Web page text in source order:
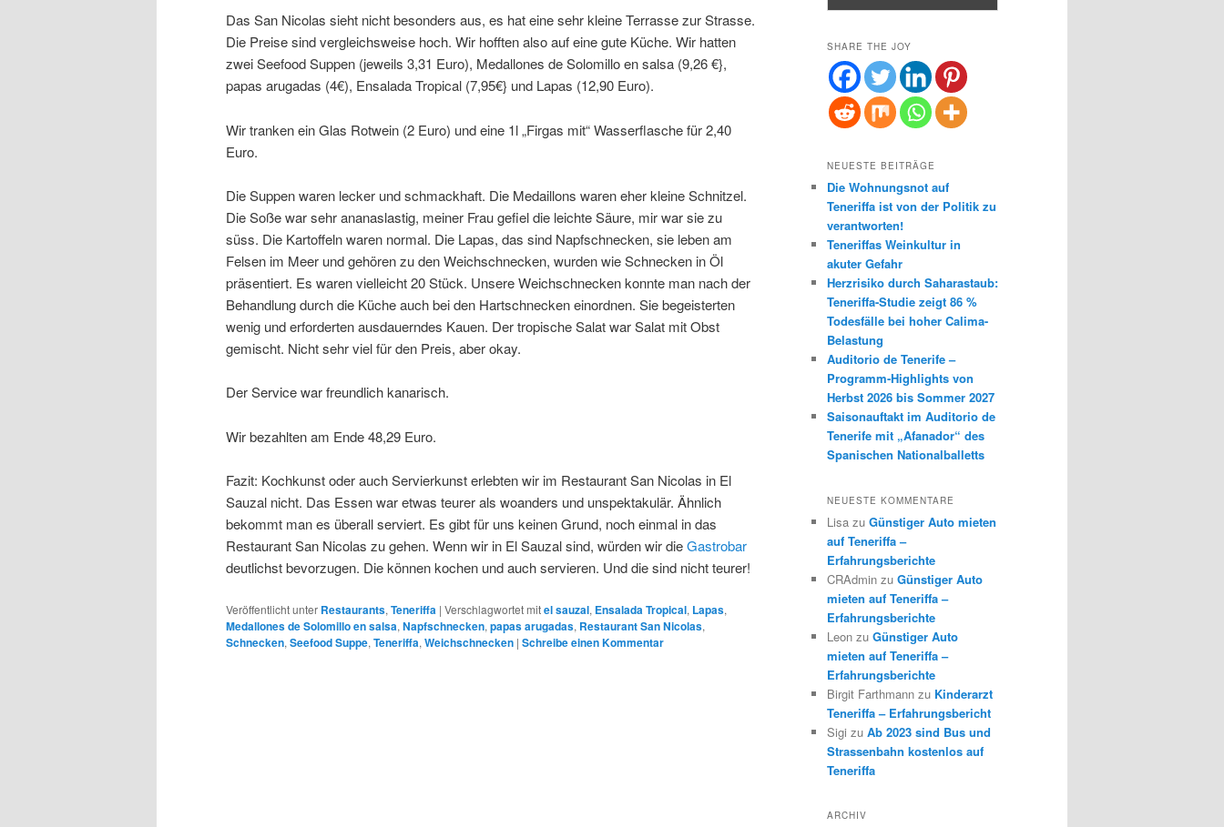
Das San Nicolas sieht nicht besonders aus, es hat eine sehr kleine Terrasse zur Strasse.
Die Preise sind vergleichsweise hoch. Wir hofften also auf eine gute Küche. Wir hatten
zwei Seefood Suppen (jeweils 3,31 Euro), Medallones de Solomillo en salsa (9,26 €},
papas arugadas (4€), Ensalada Tropical (7,95€} und Lapas (12,90 Euro).
Wir tranken ein Glas Rotwein (2 Euro) und eine 1l „Firgas mit“ Wasserflasche für 2,40
Euro.
Die Suppen waren lecker und schmackhaft. Die Medaillons waren eher kleine Schnitzel.
Die Soße war sehr ananaslastig, meiner Frau gefiel die leichte Säure, mir war sie zu
süss. Die Kartoffeln waren normal. Die Lapas, das sind Napfschnecken, sie leben am
Felsen im Meer und gehören zu den Weichschnecken, wurden wie Schnecken in Öl
präsentiert. Es waren vielleicht 20 Stück. Unsere Weichschnecken konnte man nach der
Behandlung durch die Küche auch bei den Hartschnecken einordnen. Sie begeisterten
wenig und erforderten ausdauerndes Kauen. Der tropische Salat war Salat mit Obst
gemischt. Nicht sehr viel für den Preis, aber okay.
Der Service war freundlich kanarisch.
Wir bezahlten am Ende 48,29 Euro.
Fazit: Kochkunst oder auch Servierkunst erlebten wir im Restaurant San Nicolas in El
Sauzal nicht. Das Essen war etwas teurer als woanders und unspektakulär. Ähnlich
bekommt man es überall serviert. Es gibt für uns keinen Grund, noch einmal in das
Restaurant San Nicolas zu gehen. Wenn wir in El Sauzal sind, würden wir dieGastrobar
deutlichst bevorzugen. Die können kochen und auch servieren. Und die sind nicht teurer!
Veröffentlicht unter Restaurants, Teneriffa | Verschlagwortet mitel sauzal, Ensalada Tropical, Lapas,
Medallones de Solomillo en salsa, Napfschnecken, papas arugadas, Restaurant San Nicolas,
Schnecken, Seefood Suppe, Teneriffa, Weichschnecken | Schreibe einen Kommentar
SHARE THE JOY
NEUESTE BEITRÄGE
Die Wohnungsnot auf
Teneriffa ist von der Politik zu
verantworten!
Teneriffas Weinkultur in
akuter Gefahr
Herzrisiko durch Saharastaub:
Teneriffa-Studie zeigt 86 %
Todesfälle bei hoher Calima-
Belastung
Auditorio de Tenerife –
Programm-Highlights von
Herbst 2026 bis Sommer 2027
Saisonauftakt im Auditorio de
Tenerife mit „Afanador“ des
Spanischen Nationalballetts
NEUESTE KOMMENTARE
Lisa zu Günstiger Auto mieten
auf Teneriffa –
Erfahrungsberichte
CRAdmin zu Günstiger Auto
mieten auf Teneriffa –
Erfahrungsberichte
Leon zu Günstiger Auto
mieten auf Teneriffa –
Erfahrungsberichte
Birgit Farthmann zu Kinderarzt
Teneriffa – Erfahrungsbericht
Sigi zu Ab 2023 sind Bus und
Strassenbahn kostenlos auf
Teneriffa
ARCHIV